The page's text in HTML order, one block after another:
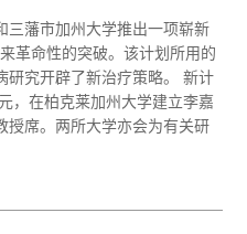
三藩市加州大学推出一项崭新
革命性的突破。该计划所用的
研究开辟了新治疗策略。 新计
，在柏克莱加州大学建立李嘉
授席。两所大学亦会为有关研